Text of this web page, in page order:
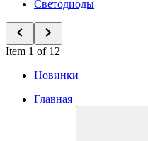
Светодиоды
Item 1 of 12
Новинки
Главная